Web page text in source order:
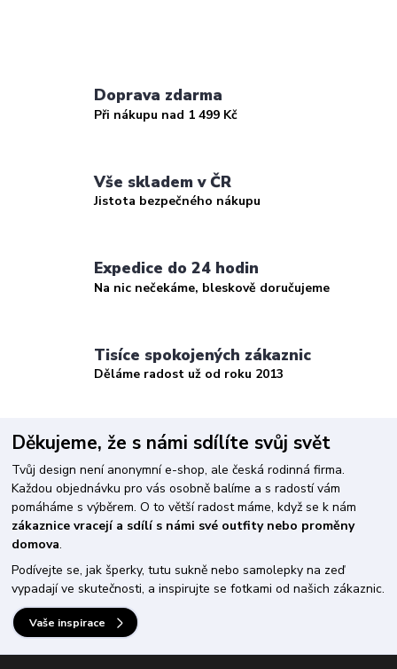
Doprava zdarma
Při nákupu nad 1 499 Kč
Vše skladem v ČR
Jistota bezpečného nákupu
Expedice do 24 hodin
Na nic nečekáme, bleskově doručujeme
Tisíce spokojených zákaznic
Děláme radost už od roku 2013
Děkujeme, že s námi sdílíte svůj svět
Tvůj design není anonymní e-shop, ale česká rodinná firma.
Každou objednávku pro vás osobně balíme a s radostí vám
pomáháme s výběrem. O to větší radost máme, když se k nám
zákaznice vracejí a sdílí s námi své outfity nebo proměny
domova.
Podívejte se, jak šperky, tutu sukně nebo samolepky na zeď
vypadají ve skutečnosti, a inspirujte se fotkami od našich zákaznic.
Vaše inspirace